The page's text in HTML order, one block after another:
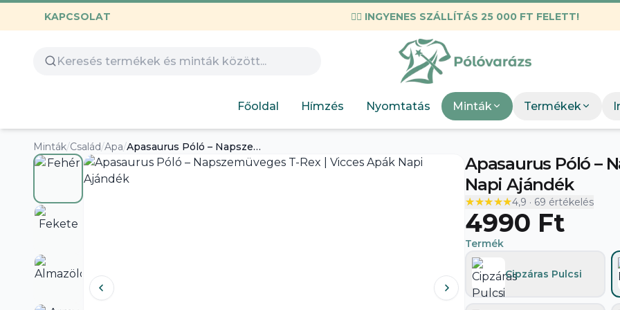
KAPCSOLAT ✌🏼 INGYENES SZÁLLÍTÁS 25 000 FT FELETT!
Főoldal Hímzés Nyomtatás Minták
Design
Gyerekeknek
Labubu
Munkahelyi
Neopunk
Panda
Szobor
KIEMELT
Termékek
DTF Bérnyomtatás
Minták/Család/Apa/ Apasaurus Póló – Napszemüveges T-Rex | Vicces Apák Napi Ajándék
Apasaurus Póló –
Napi Ajándék
★★★★★
★★★★★4,9 · 69 értékelés
4990 Ft
Termék
Cipzáras Pulcsi